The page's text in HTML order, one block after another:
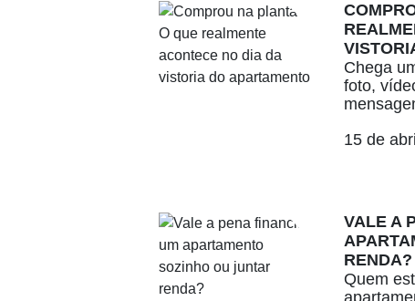
Chega
foto,
15 de
VALE A
RENDA?
Quem